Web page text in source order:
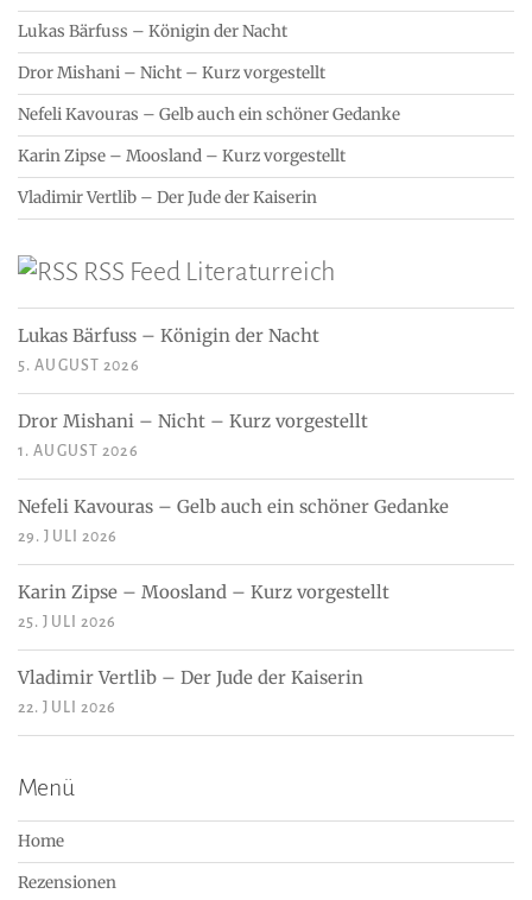
Lukas Bärfuss – Königin der Nacht
Dror Mishani – Nicht – Kurz vorgestellt
Nefeli Kavouras – Gelb auch ein schöner Gedanke
Karin Zipse – Moosland – Kurz vorgestellt
Vladimir Vertlib – Der Jude der Kaiserin
RSS Feed Literaturreich
Lukas Bärfuss – Königin der Nacht
5. AUGUST 2026
Dror Mishani – Nicht – Kurz vorgestellt
1. AUGUST 2026
Nefeli Kavouras – Gelb auch ein schöner Gedanke
29. JULI 2026
Karin Zipse – Moosland – Kurz vorgestellt
25. JULI 2026
Vladimir Vertlib – Der Jude der Kaiserin
22. JULI 2026
Menü
Home
Rezensionen